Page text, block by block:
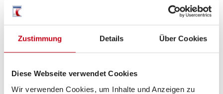
Zustimmung Details Über Cookies
Diese Webseite verwendet Cookies
Wir verwenden Cookies, um Inhalte und Anzeigen zu
Schlafplätze
Sitzgruppe Rundsitzgruppe
Infrastruktur Küche, WC